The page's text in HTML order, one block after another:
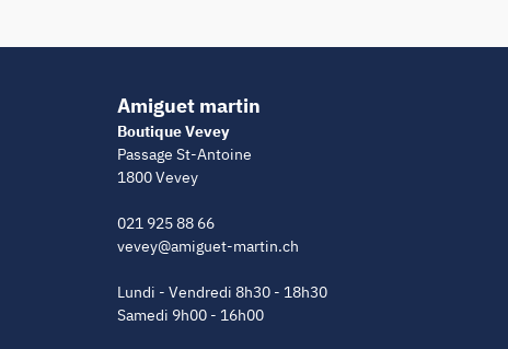
Amiguet martin
Boutique Vevey
Passage St-Antoine
1800 Vevey
021 925 88 66
vevey@amiguet-martin.ch
Lundi - Vendredi 8h30 - 18h30
Samedi 9h00 - 16h00